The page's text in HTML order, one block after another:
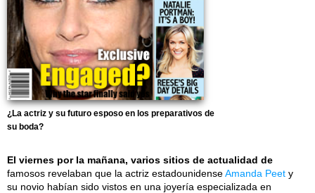
¿La actriz y su futuro esposo en los preparativos de
su boda?
El viernes por la mañana, varios sitios de actualidad de
famosos revelaban que la actriz estadounidenseAmanda Peet y
su novio habían sido vistos en una joyería especializada en